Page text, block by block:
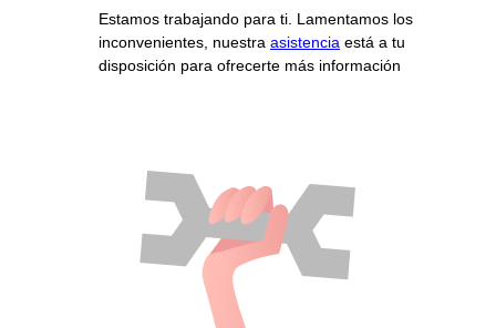
Estamos trabajando para ti. Lamentamos los
inconvenientes, nuestra asistencia está a tu
disposición para ofrecerte más información